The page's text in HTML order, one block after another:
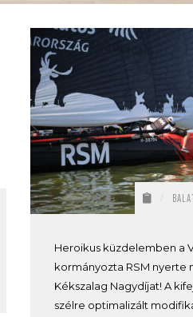
Heroikus küzdelemben a
kormányozta RSM nyerte
Kékszalag Nagydíjat! A
szélre optimalizált